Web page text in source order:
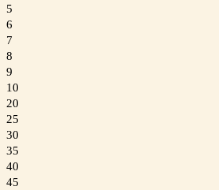
5
6
7
8
9
10
20
25
30
35
40
45